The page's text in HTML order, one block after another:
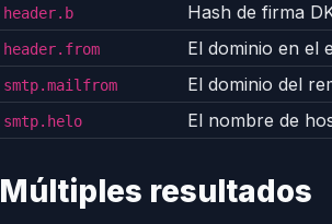
header.b Hash de firma
header.from El dominio en el
smtp.mailfrom El dominio del
smtp.helo El nombre de
Múltiples resultados